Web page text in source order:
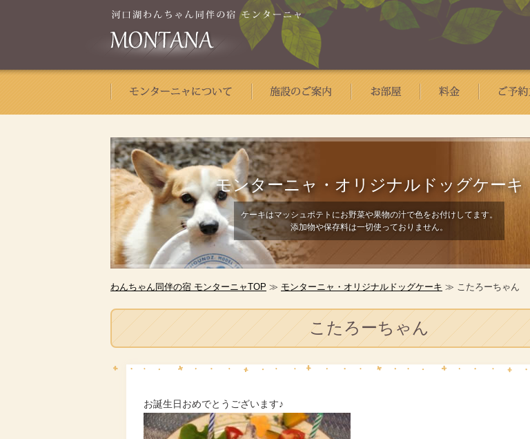
モンターニャ・ オリジナルドッグケーキ
ケーキはマッシュポテトにお野菜や果物の汁で色をお付けしてます。
添加物や保存料は一切使っておりません。
わんちゃん同伴の宿 モンターニャTOP ≫ モンターニャ・オリジナルドッグケーキ ≫ こたろーちゃん
こたろーちゃん
お誕生日おめでとうございます♪